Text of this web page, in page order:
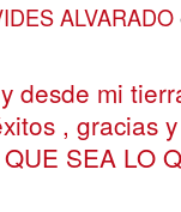
ALVARADO
desde mi
, gracias
SEA LO